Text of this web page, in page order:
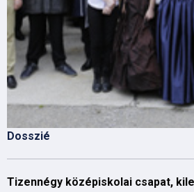
Dosszié
Tizennégy középiskolai csapat,